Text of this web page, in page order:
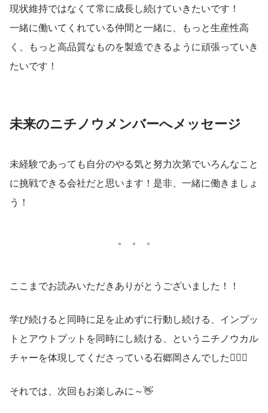
現状維持ではなくて常に成長し続けていきたいです！
一緒に働いてくれている仲間と一緒に、もっと生産性高
く、もっと高品質なものを製造できるように頑張っていき
たいです！
未来のニチノウメンバーへメッセージ
未経験であっても自分のやる気と努力次第でいろんなこと
に挑戦できる会社だと思います！是非、一緒に働きましょ
う！
ここまでお読みいただきありがとうございました！！
学び続けると同時に足を止めずに行動し続ける、インプッ
トとアウトプットを同時にし続ける、というニチノウカル
チャーを体現してくださっている石郷岡さんでした💁‍♀️✨
それでは、次回もお楽しみに～👋